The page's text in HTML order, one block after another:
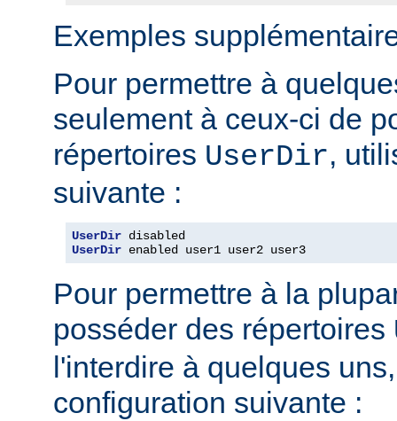
Exemples
Pour permettre à
seulement à ceux-ci de
répertoires UserDir,
suivante :
UserDir
UserDir enabled user1 user2 user3
Pour permettre à la
posséder des répertoires
l'interdire à quelques
configuration suivante :